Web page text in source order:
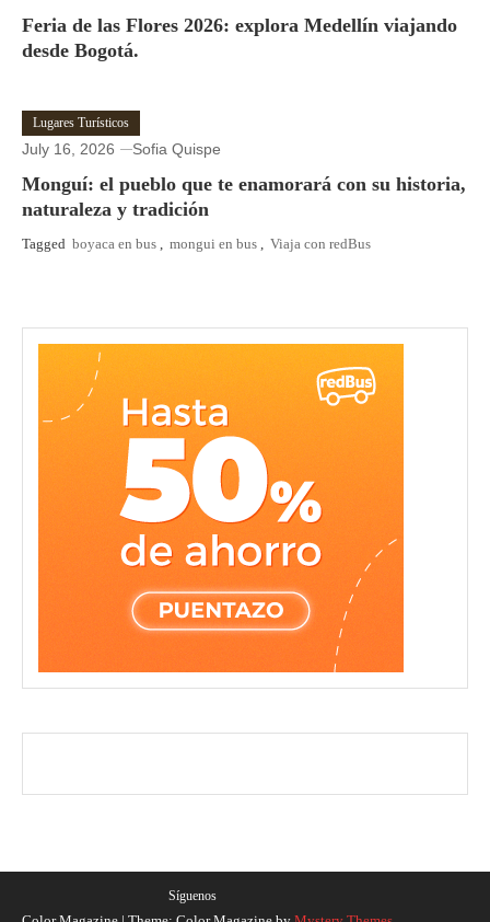
Feria de las Flores 2026: explora Medellín viajando
desde Bogotá.
Lugares Turísticos
July 16, 2026 Sofia Quispe
Monguí: el pueblo que te enamorará con su historia,
naturaleza y tradición
Tagged boyaca en bus , mongui en bus , Viaja con redBus
Síguenos